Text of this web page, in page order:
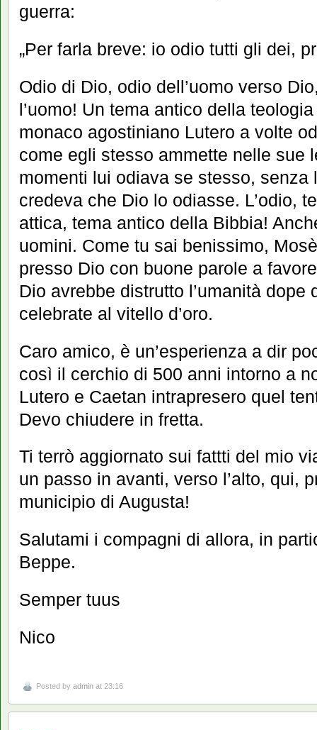
guerra:
„Per farla breve: io odio tutti gli dei,
Odio di Dio, odio dell’uomo verso
l’uomo! Un tema antico della
monaco agostiniano Lutero a volte
come egli stesso ammette nelle sue
momenti lui odiava se stesso, senza
credeva che Dio lo odiasse. L’odio,
attica, tema antico della Bibbia!
uomini. Come tu sai benissimo,
presso Dio con buone parole a
Dio avrebbe distrutto l’umanità dope
celebrate al vitello d’oro.
Caro amico, è un’esperienza a dir
così il cerchio di 500 anni intorno a
Lutero e Caetan intrapresero quel
Devo chiudere in fretta.
Ti terrò aggiornato sui fattti del mio
un passo in avanti, verso l’alto, qui,
municipio di Augusta!
Salutami i compagni di allora, in
Beppe.
Semper tuus
Nico
Posted by admin at 23:16